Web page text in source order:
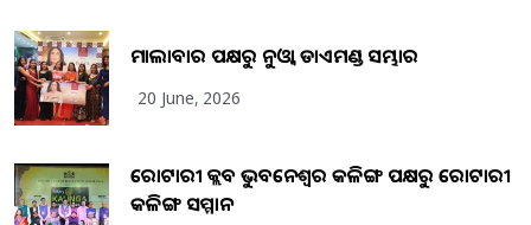
ମାଲାବାର ପକ୍ଷରୁ ନୁଓ୍ବା ଡାଏମଣ୍ଡ ସମ୍ଭାର
20 June, 2026
ରୋଟାରୀ କ୍ଲବ ଭୁବନେଶ୍ୱର କଳିଙ୍ଗ ପକ୍ଷରୁ ରୋଟାରୀ
କଳିଙ୍ଗ ସମ୍ମାନ